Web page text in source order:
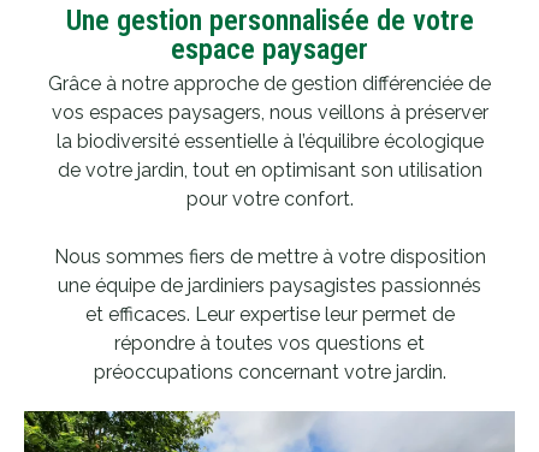
Une gestion personnalisée de votre
espace paysager
Grâce à notre approche de gestion différenciée de
vos espaces paysagers, nous veillons à préserver
la biodiversité essentielle à l’équilibre écologique
de votre jardin, tout en optimisant son utilisation
pour votre confort.
Nous sommes fiers de mettre à votre disposition
une équipe de jardiniers paysagistes passionnés
et efficaces. Leur expertise leur permet de
répondre à toutes vos questions et
préoccupations concernant votre jardin.